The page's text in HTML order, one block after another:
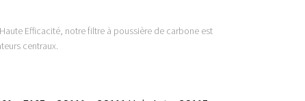
Efficacité, notre filtre à poussière de carbone est
centraux.